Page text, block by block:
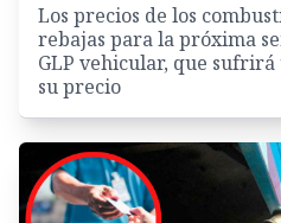
Los precios de los
rebajas para la próxima
GLP vehicular, que
su precio